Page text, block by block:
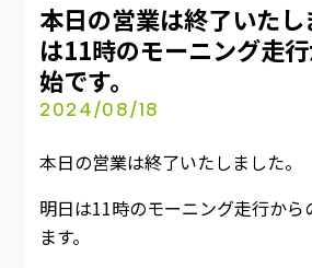
本日の営業は終了いた
は11時のモーニング走
始です。
2024/08/18
本日の営業は終了いたしました。
明日は11時のモーニング走行から
ます。